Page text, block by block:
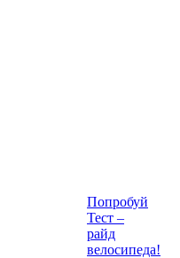
Попробуй
Тест –
райд
велосипеда!